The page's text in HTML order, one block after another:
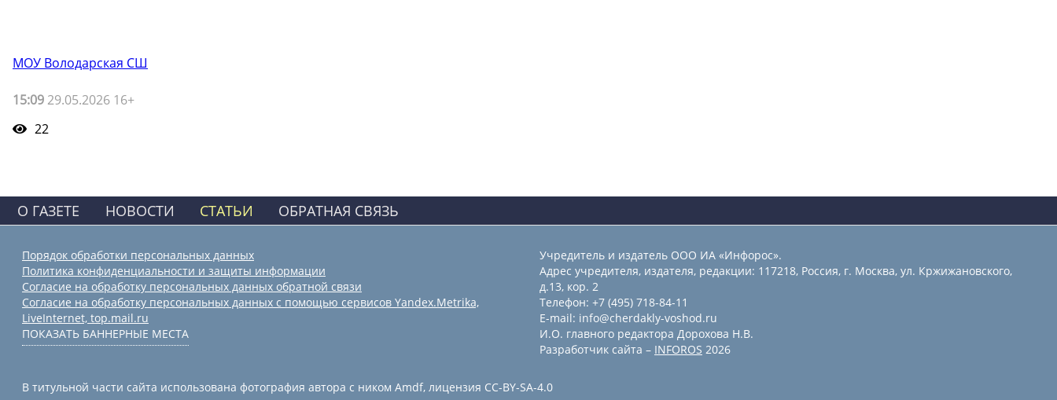
МОУ Володарская СШ
15:09 29.05.2026 16+
22
О ГАЗЕТЕ НОВОСТИ СТАТЬИ ОБРАТНАЯ СВЯЗЬ
Порядок обработки персональных данных
Политика конфиденциальности и защиты информации
Согласие на обработку персональных данных обратной связи
Согласие на обработку персональных данных с помощью сервисов Yandex.Metrika,
LiveInternet, top.mail.ru
ПОКАЗАТЬ БАННЕРНЫЕ МЕСТА
Учредитель и издатель ООО ИА «Инфорос».
Адрес учредителя, издателя, редакции: 117218, Россия, г. Москва, ул. Кржижановского,
д.13, кор. 2
Телефон: +7 (495) 718-84-11
E-mail: info@cherdakly-voshod.ru
И.О. главного редактора Дорохова Н.В.
Разработчик сайта – INFOROS 2026
В титульной части сайта использована фотография автора с ником Amdf, лицензия CC-BY-SA-4.0